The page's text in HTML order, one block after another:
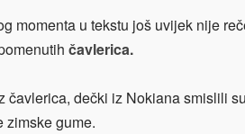
momenta u tekstu još uvijek nije
čavlerica.
čavlerica, dečki iz Nokiana smislili
zimske gume.